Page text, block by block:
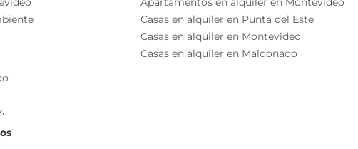
esenciales del inmueble, debiéndose consultar al
de las medidas, descripciones arquitectónicas y
información, cuyos valores son aproximados.
Casas en alquiler en Punta del Este
Casas en alquiler en Montevideo
Casas en alquiler en Maldonado